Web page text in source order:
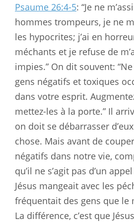
Psaume 26:4-5: “Je ne
hommes trompeurs, je ne
les hypocrites; j’ai en
méchants et je refuse de
impies.” On dit souvent:
gens négatifs et toxiques
dans votre esprit.
mettez-les à la porte.” Il
on doit se débarrasser
chose. Mais avant de
négatifs dans notre vie,
qu’il ne s’agit pas d’un
Jésus mangeait avec les
fréquentait des gens que le
La différence, c’est que